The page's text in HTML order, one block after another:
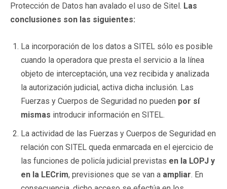
Protección de Datos han avalado el uso de Sitel. Las
conclusiones son las siguientes:
La incorporación de los datos a SITEL sólo es posible
cuando la operadora que presta el servicio a la línea
objeto de interceptación, una vez recibida y analizada
la autorización judicial, activa dicha inclusión. Las
Fuerzas y Cuerpos de Seguridad no pueden por sí
mismas introducir información en SITEL.
La actividad de las Fuerzas y Cuerpos de Seguridad en
relación con SITEL queda enmarcada en el ejercicio de
las funciones de policía judicial previstas en la LOPJ y
en la LECrim, previsiones que se van a ampliar. En